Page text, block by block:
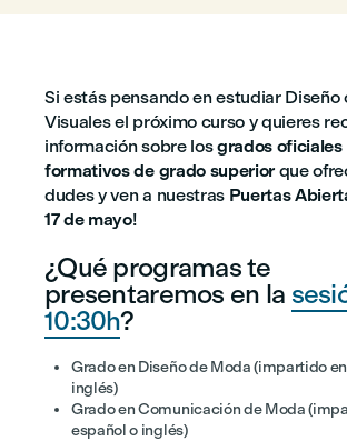
Si estás pensando en estudiar Diseño
Visuales el próximo curso y quieres
información sobre losgrados oficiales
formativos de grado superior que
dudes y ven a nuestras Puertas
17 de mayo!
¿Qué programas te
presentaremos en la
10:30h?
Grado en Diseño de Moda (impartido
inglés)
Grado en Comunicación de Moda
español o inglés)